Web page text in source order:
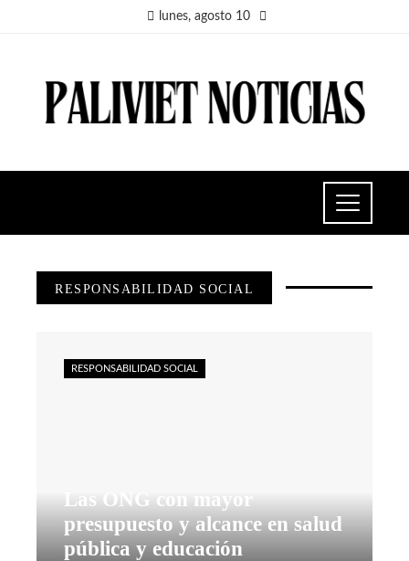
lunes, agosto 10
RESPONSABILIDAD SOCIAL
Las ONG con mayor
presupuesto y alcance en salud
pública y educación
RESPONSABILIDAD SOCIAL